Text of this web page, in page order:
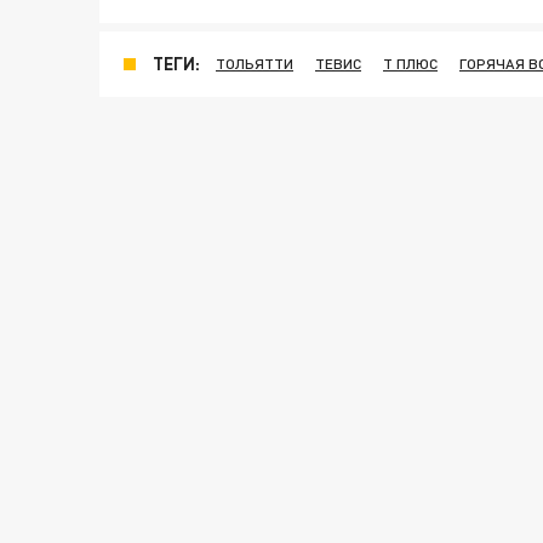
ТЕГИ: ТОЛЬЯТТИ ТЕВИС Т ПЛЮС ГОРЯЧАЯ